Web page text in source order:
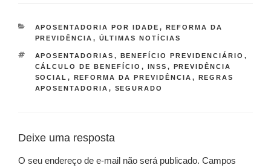
APOSENTADORIA POR IDADE , REFORMA DA
PREVIDÊNCIA , ÚLTIMAS NOTÍCIAS
APOSENTADORIAS , BENEFÍCIO PREVIDENCIÁRIO ,
CÁLCULO DE BENEFÍCIO , INSS , PREVIDÊNCIA
SOCIAL , REFORMA DA PREVIDÊNCIA , REGRAS
APOSENTADORIA , SEGURADO
Deixe uma resposta
O seu endereço de e-mail não será publicado. Campos